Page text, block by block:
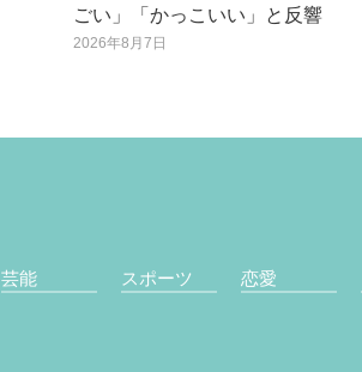
ごい」「かっこいい」と反響
2026年8月7日
芸能 スポーツ 恋愛